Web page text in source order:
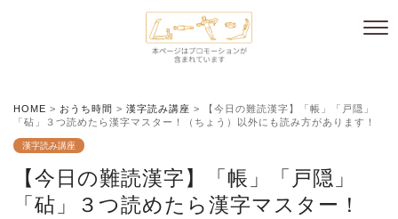
HOME > おうち時間 > 漢字読み講座 >
【今日の難読漢字】「帳」「戸隠」
「砧」３つ読めたら漢字マスター！（ちょう）以外にも読み方があります！
漢字読み講座
【今日の難読漢字】「帳」「戸隠」
「砧」３つ読めたら漢字マスター！